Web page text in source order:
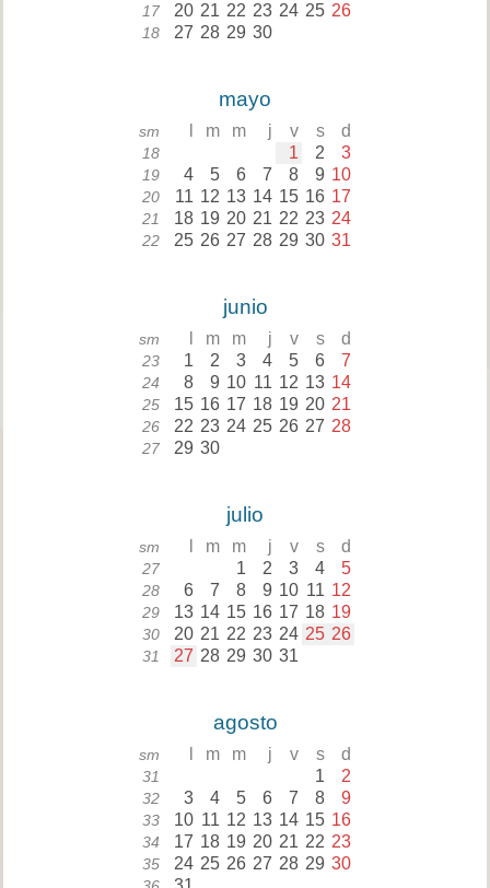
17 20 21 22 23 24 25 26
18 27 28 29 30
mayo
sm m m j v s d
18 1 2 3
19 4 5 6 7 8 9 10
20 11 12 13 14 15 16 17
21 18 19 20 21 22 23 24
22 25 26 27 28 29 30 31
junio
sm m m j v s d
23 1 2 3 4 5 6 7
24 8 9 10 11 12 13 14
25 15 16 17 18 19 20 21
26 22 23 24 25 26 27 28
27 29 30
julio
sm m m j v s d
27 1 2 3 4 5
28 6 7 8 9 10 11 12
29 13 14 15 16 17 18 19
30 20 21 22 23 24 25 26
31 27 28 29 30 31
agosto
sm m m j v s d
31 1 2
32 3 4 5 6 7 8 9
33 10 11 12 13 14 15 16
34 17 18 19 20 21 22 23
35 24 25 26 27 28 29 30